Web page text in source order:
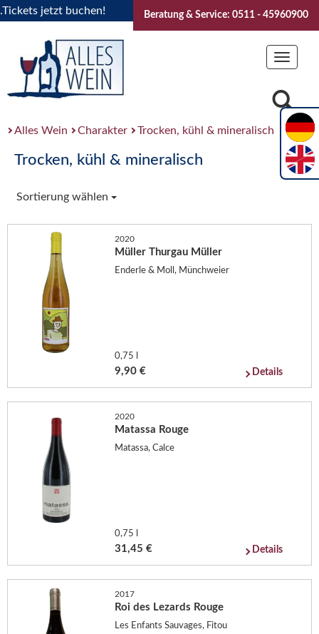
jetzt buchen! "Das Sommerfest 2026" Vive la
Beratung & Service: 0511 - 45960900
Toggle
Alles Wein Charakter Trocken, kühl & mineralisch
Trocken, kühl & mineralisch
Sortierung wählen
2020
Müller Thurgau Müller
Enderle & Moll, Münchweier
0,75 l
9,90 € Details
2020
Matassa Rouge
Matassa, Calce
0,75 l
31,45 € Details
2017
Roi des Lezards Rouge
Les Enfants Sauvages, Fitou